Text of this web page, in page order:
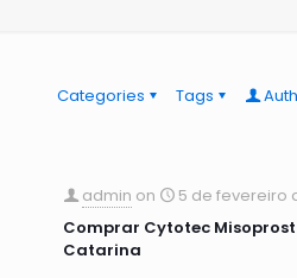
Categories Tags
admin on
5 de fevereiro
Comprar Cytotec
Catarina